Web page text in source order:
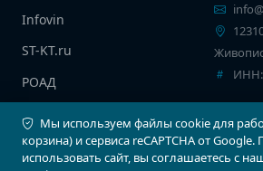
Infovin
ST-KT.ru
РОАД
ИНН:
Мы используем файлы cookie для
корзина) и сервиса reCAPTCHA от
использовать сайт, вы соглашаетесь с